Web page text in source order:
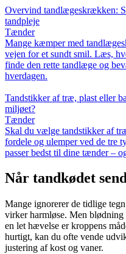
Overvind tandlægeskrækken:
tandpleje
Tænder
Mange kæmper med
vejen for et sundt smil. Læs,
finde den rette tandlæge og
hverdagen.
Tandstikker af træ, plast eller
miljøet?
Tænder
Skal du vælge tandstikker af
fordele og ulemper ved de tre
passer bedst til dine tænder –
Når tandkødet
Mange ignorerer de tidlige
virker harmløse. Men
en let hævelse er kroppens
hurtigt, kan du ofte vende
justering af kost og vaner.